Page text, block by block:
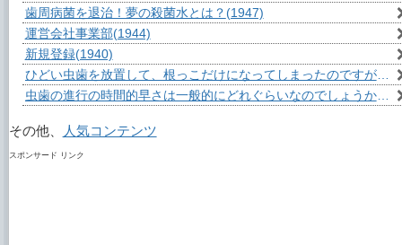
歯周病菌を退治！夢の殺菌水とは？ (1947)
運営会社事業部(1944)
新規登録(1940)
ひどい虫歯を放置して、根っこだけになってしまったのですが？
虫歯の進行の時間的早さは一般的にどれぐらいなのでしょうか？
その他、 人気コンテンツ
スポンサード リンク